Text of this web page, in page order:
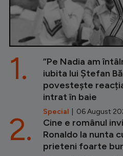
”Pe Nadia am
iubita lui Ștefan
povestește
intrat în baie
Special | 06 August
1.
Cine e românul
Ronaldo la nunta
prieteni foarte
2.